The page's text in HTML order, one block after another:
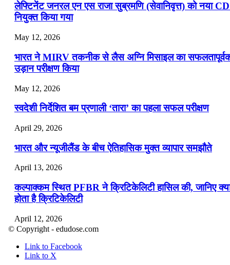
लेफ्टिनेंट जनरल एन एस राजा सुब्रमणि (सेवानिवृत्त) को नया
नियुक्त किया गया
May 12, 2026
भारत ने MIRV तकनीक से लैस अग्नि मिसाइल का
उड़ान परीक्षण किया
May 12, 2026
स्वदेशी निर्देशित बम प्रणाली ‘तारा’ का पहला सफल परीक्षण
April 29, 2026
भारत और न्यूजीलैंड के बीच ऐतिहासिक मुक्त व्यापार समझौते
April 13, 2026
कल्पाक्कम स्थित PFBR ने क्रिटिकेलिटी हासिल की, जानिए
होता है क्रिटिकेलिटी
April 12, 2026
April 9, 2026
© Copyright - edudose.com
Link to Facebook
Link to X